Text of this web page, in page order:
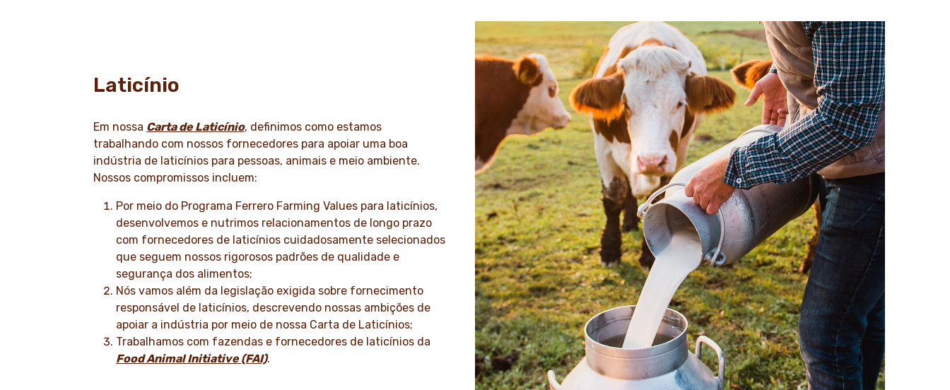
Laticínio
Em nossa Carta de Laticínio, definimos como estamos
trabalhando com nossos fornecedores para apoiar uma boa
indústria de laticínios para pessoas, animais e meio ambiente.
Nossos compromissos incluem:
Por meio do Programa Ferrero Farming Values para laticínios,
desenvolvemos e nutrimos relacionamentos de longo prazo
com fornecedores de laticínios cuidadosamente selecionados
que seguem nossos rigorosos padrões de qualidade e
segurança dos alimentos;
Nós vamos além da legislação exigida sobre fornecimento
responsável de laticínios, descrevendo nossas ambições de
apoiar a indústria por meio de nossa Carta de Laticínios;
Trabalhamos com fazendas e fornecedores de laticínios da
Food Animal Initiative (FAI).